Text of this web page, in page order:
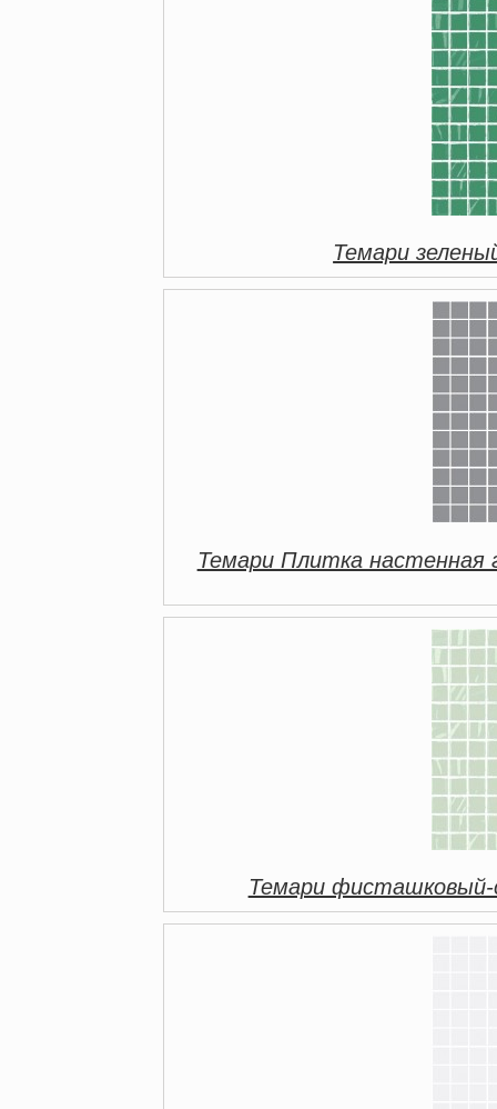
Темари
Темари Плитка
Темари